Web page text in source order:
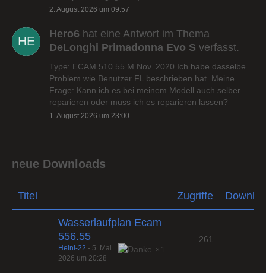
2. August 2026 um 09:57
Hero6 hat eine Antwort im Thema
DeLonghi Primadonna Evo S verfasst.
Type: ECAM 510.55.M Nov. 2020 Ich habe dasselbe
Problem wie Benutzer FL beschrieben hat. Meine
Frage: Kann ich es bei meinem Modell auch selber
reparieren oder muss ich es reparieren lassen?
1. August 2026 um 23:00
neue Downloads
Titel Zugriffe
Wasserlaufplan Ecam
556.55
1
Heini-22 - 5. Mai
2026 um 20:28
261